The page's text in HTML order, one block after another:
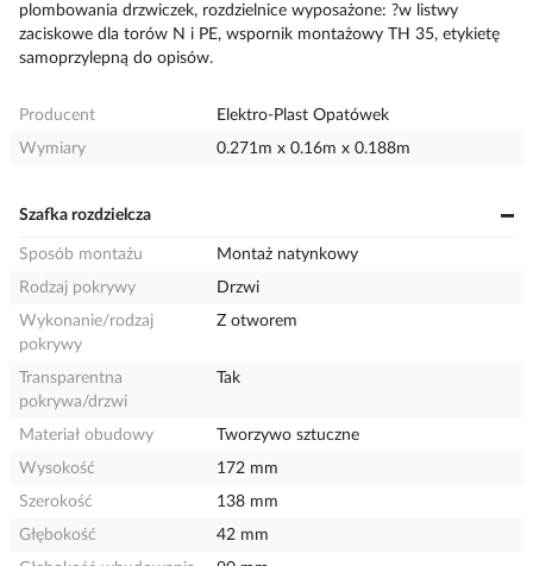
plombowania drzwiczek, rozdzielnice wyposażone: ?w listwy
zaciskowe dla torów N i PE, wspornik montażowy TH 35, etykietę
samoprzylepną do opisów.
Producent
Elektro-Plast Opatówek
Wymiary
0.271m x 0.16m x 0.188m
Szafka rozdzielcza
Sposób montażu
Montaż natynkowy
Rodzaj pokrywy
Drzwi
Wykonanie/rodzaj
pokrywy
Z otworem
Transparentna
pokrywa/drzwi
Tak
Materiał obudowy
Tworzywo sztuczne
Wysokość
172 mm
Szerokość
138 mm
Głębokość
42 mm